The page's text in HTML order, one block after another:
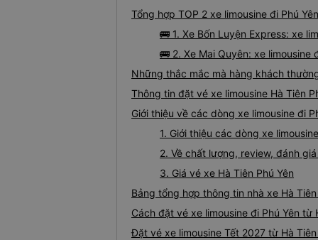
Tổng hợp TOP 2 xe limousine đi Phú
🚌 1. Xe Bốn Luyện Express: xe
🚌 2. Xe Mai Quyên: xe limousine
Những thắc mắc mà hàng khách
Thông tin đặt vé xe limousine Hà Tiên
Giới thiệu về các dòng xe limousine đi
1. Giới thiệu các dòng xe
2. Về chất lượng, review, đánh
3. Giá vé xe Hà Tiên Phú Yên
Bảng tổng hợp thông tin nhà xe Hà Tiên
Cách đặt vé xe limousine đi Phú Yên từ
Đặt vé xe limousine Tết 2027 từ Hà Tiên